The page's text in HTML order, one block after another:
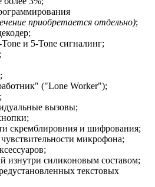
приобретается отдельно);
и 5-Tone сигналинг;
("Lone Worker");
вызовы;
скремблировния и шифрования;
микрофона;
изнутри силиконовым составом;
текстовых